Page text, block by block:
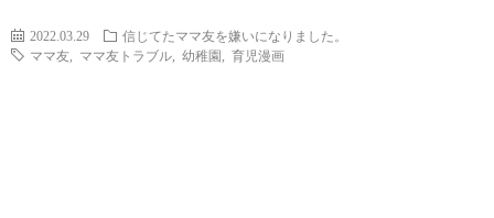
2022.03.29
信じてたママ友を嫌いになりました。
ママ友
ママ友トラブル 幼稚園 育児漫画